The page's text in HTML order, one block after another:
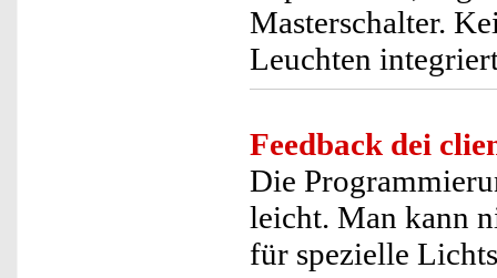
Masterschalter.
Leuchten
Feedback dei
Die
leicht. Man kann
für spezielle